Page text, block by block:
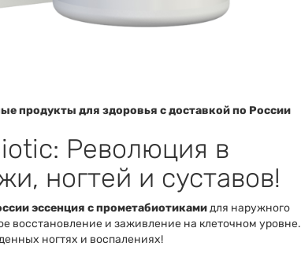
продукты для здоровья с доставкой по России
Революция в
ногтей и суставов!
эссенция с прометабиотикамидля наружного
восстановление и заживление на клеточном уровне.
ногтях и воспалениях!